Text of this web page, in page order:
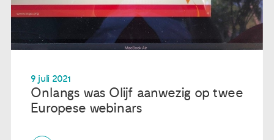
9 juli 2021
Onlangs was Olijf aanwezig op twee
Europese webinars